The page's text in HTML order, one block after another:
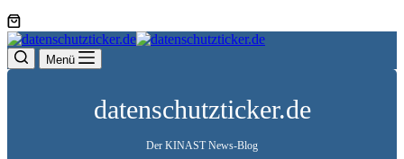
Warenkorb
Menü
datenschutzticker.de
Der KINAST News-Blog